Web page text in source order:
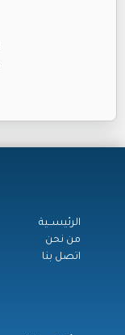
الرئيســية
من نحن
اتصل بنا